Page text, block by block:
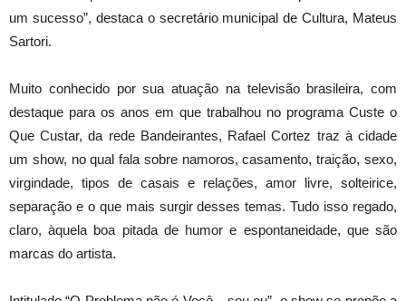
um sucesso”, destaca o secretário municipal de Cultura, Mateus
Sartori.
Muito conhecido por sua atuação na televisão brasileira, com
destaque para os anos em que trabalhou no programa Custe o
Que Custar, da rede Bandeirantes, Rafael Cortez traz à cidade
um show, no qual fala sobre namoros, casamento, traição, sexo,
virgindade, tipos de casais e relações, amor livre, solteirice,
separação e o que mais surgir desses temas. Tudo isso regado,
claro, àquela boa pitada de humor e espontaneidade, que são
marcas do artista.